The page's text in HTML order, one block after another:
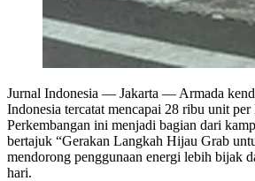
Jurnal Indonesia — Jakarta — Armada
Indonesia tercatat mencapai 28 ribu unit
Perkembangan ini menjadi bagian dari
bertajuk “Gerakan Langkah Hijau Grab
mendorong penggunaan energi lebih bijak
hari.